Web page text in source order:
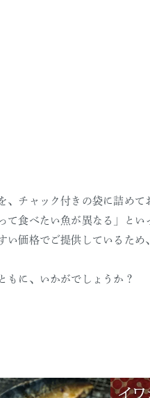
、チャック付きの袋に詰めて
て食べたい魚が異なる」とい
い価格でご提供しているため
もに、いかがでしょうか？